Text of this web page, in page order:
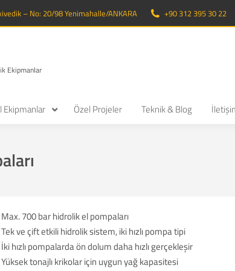
– No: 20/98 Yenimahalle/ANKARA +90 312 395 30 22
Ekipmanlar
Ekipmanlar Özel Projeler Teknik & Blog
Max. 700 bar hidrolik el pompaları
Tek ve çift etkili hidrolik sistem, iki hızlı pompa tipi
İki hızlı pompalarda ön dolum daha hızlı gerçekleşir
Yüksek tonajlı krikolar için uygun yağ kapasitesi